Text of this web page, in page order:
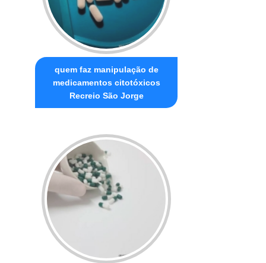
quem faz manipulação de
medicamentos citotóxicos
Recreio São Jorge